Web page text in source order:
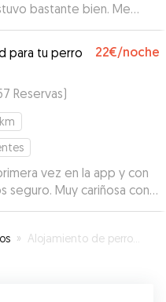
bastante bien. Me
que vi que mi perrita
cual muy contentos.
para tu perro
22€/noche
Reservas)
vez en la app y con
seguro. Muy cariñosa con
contacto con nosotros.”
» Alojamiento de perros en Herrera de Duero